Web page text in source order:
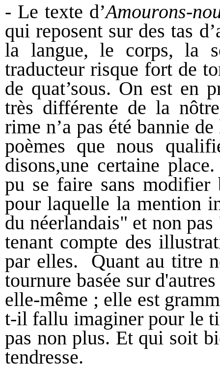
- Le texte d’Amourons-
qui reposent sur des tas
la langue, le corps, la
traducteur risque fort de
de quat’sous. On est en
très différente de la
rime n’a pas été bannie
poèmes que nous
disons,une certaine
pu se faire sans modifier
pour laquelle la mention
du néerlandais" et non
tenant compte des
par elles. Quant au titre
tournure basée sur
elle-même ; elle est
t-il fallu imaginer pour le
pas non plus. Et qui soit
tendresse.